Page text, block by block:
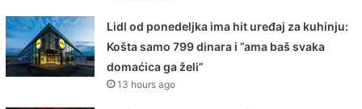
Lidl od ponedeljka ima hit uređaj za kuhinju:
Košta samo 799 dinara i ”ama baš svaka
domaćica ga želi”
13 hours ago